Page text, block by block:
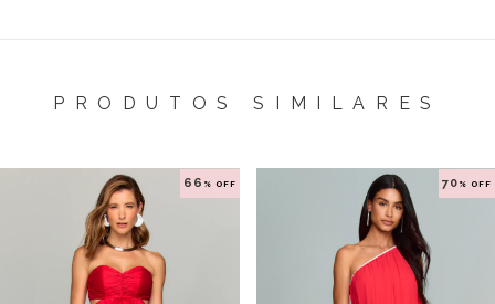
PRODUTOS SIMILARES
66 % OFF 70 % OFF